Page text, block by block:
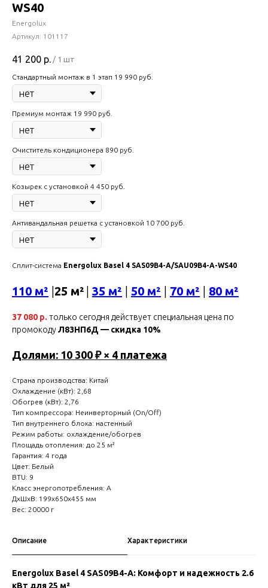
WS40
Energolux
Артикул: 101117
41 200 р. / 1 шт
Стандартный монтаж в 1 этап 19 990 руб.
Премиум монтаж 19 990 руб.
Очиститель кондиционера 890 руб.
Козырек с установкой 4 450 руб.
Антивандальная решетка с установкой 10 700 руб.
Сплит-система Energolux Basel 4 SAS09B4-A/SAU09B4-A-WS40
110 м² 25 м² 35 м² 50 м² 70 м² 80 м²
37 080 р. только сегодня действует специальная цена по
промокодуЛ83НП6Д — скидка 10%
Долями: 10 300 ₽ × 4 платежа
Страна производства: Китай
Охлаждение (кВт): 2,68
Обогрев (кВт): 2,76
Тип компрессора: Неинверторный (On/Off)
Тип внутреннего блока: настенный
Режим работы: охлаждение/обогрев
Площадь отопления: до 25 м²
Гарантия: 4 года
Цвет: Белый
BTU: 9
Класс энергопотребления: A
ДxШxВ: 199x650x455 мм
Вес: 20000 г
Описание Характеристики
Energolux Basel 4 SAS09B4-A: Комфорт и надежность 2.6
кВт для 25 м²